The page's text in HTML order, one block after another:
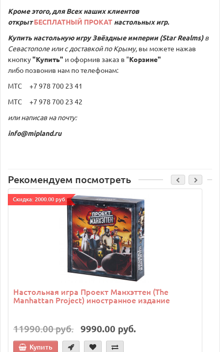
Кроме этого, для Всех наших клиентов
открыт БЕСПЛАТНЫЙ ПРОКАТ настольных игр.
Купить настольную игру Звёздные империи (Star Realms)в
Севастополе или с доставкой по Крыму, вы можете нажав
кнопку"Купить" и оформив заказ в "Корзине"
либо позвонив нам по телефонам:
МТС +7 978 700 23 41
МТС +7 978 700 23 42
или написав на почту:
info@mipland.ru
Рекомендуем посмотреть
Cкидка: 2000.00 руб.
Настольная игра Проект Манхэттен (The
Manhattan Project) иностранное издание
11990.00 руб. 9990.00 руб.
Купить